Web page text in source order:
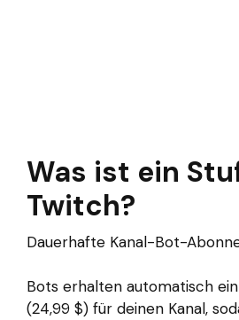
Was ist ein
Twitch?
Dauerhafte Kanal-Bot-
Bots erhalten automatisch
(24,99 $) für deinen Kanal,